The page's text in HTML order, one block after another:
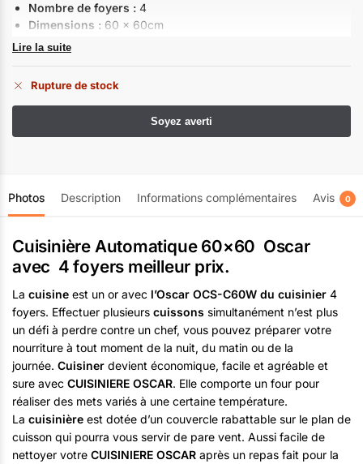
Nombre de foyers : 4
Dimensions : 60 × 60cm
Catégorie :
Couvercle en verre :
Allumage Automatique :oui
Couleur :noir et inox
Garantie :
Lire la suite
Rupture de stock
Photos Description Informations complémentaires Avis 0
Cuisinière Automatique 60×60 Oscar
avec 4 foyers meilleur prix.
La cuisine est un or avec l’Oscar OCS-C60W du cuisinier 4
foyers. Effectuer plusieurs cuissons simultanément n’est plus
un défi à perdre contre un chef, vous pouvez préparer votre
nourriture à tout moment de la nuit, du matin ou de la
journée. Cuisiner devient économique, facile et agréable et
sure avec CUISINIERE OSCAR. Elle comporte un four pour
réaliser des mets variés à une certaine température.
La cuisinière est dotée d’un couvercle rabattable sur le plan de
cuisson qui pourra vous servir de pare vent. Aussi facile de
nettoyer votre CUISINIERE OSCAR après un repas fait pour la